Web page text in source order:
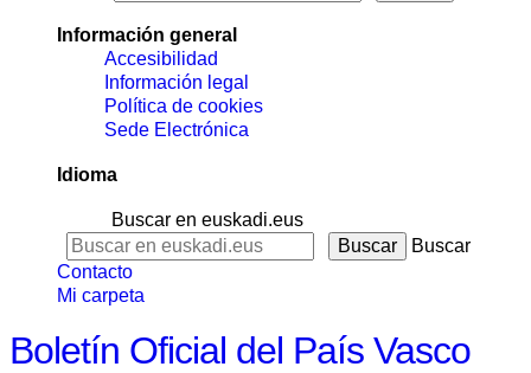
Información general
Accesibilidad
Información legal
Política de cookies
Sede Electrónica
Idioma
Buscar en euskadi.eus
Buscar
Contacto
Mi carpeta
Boletín Oficial del País Vasco